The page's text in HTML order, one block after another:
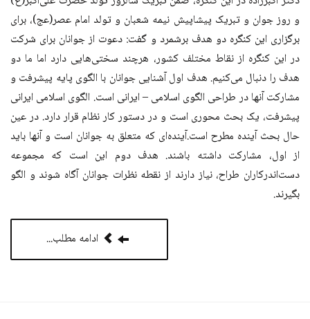
و روز جوان و تبریک پیشاپیش نیمه شعبان و تولد امام عصر(عج)، برای
برگزاری این کنگره دو هدف برشمرد و گفت: دعوت از جوانان برای شرکت
در این کنگره از نقاط مختلف کشور، هرچند سختی‌هایی دارد اما ما دو
هدف را دنبال می‌کنیم. هدف اول آشنایی جوانان با الگوی پایه پیشرفت و
مشارکت آنها در طراحی الگوی اسلامی – ایرانی است. الگوی اسلامی ایرانی
پیشرفت، یک بحث محوری است و در دستور کار نظام قرار دارد. در عین
حال بحث آینده مطرح است.آینده‌ای که متعلق به جوانان است و آنها باید
از اول، مشارکت داشته باشند. هدف دوم این است که مجموعه
دست‌اندرکاران طراح، نیاز دارند از نقطه نظرات جوانان آگاه شوند و الگو
بگیرند.
ادامه مطلب...